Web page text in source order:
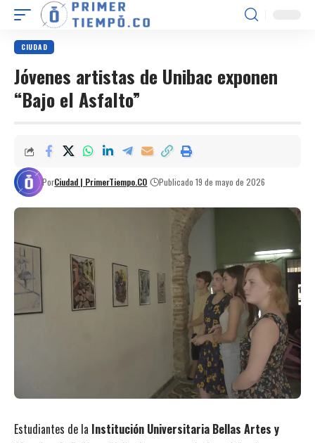
CIUDAD
Jóvenes artistas de Unibac exponen
“Bajo el Asfalto”
PorCiudad | PrimerTiempo.CO Publicado 19 de mayo de 2026
Estudiantes de la Institución Universitaria Bellas Artes y